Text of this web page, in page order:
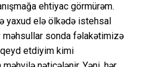
ehtiyac görmürəm.
yaxud elə ölkədə istehsal
məhsullar sonda fəlakətimizə
qeyd etdiyim kimi